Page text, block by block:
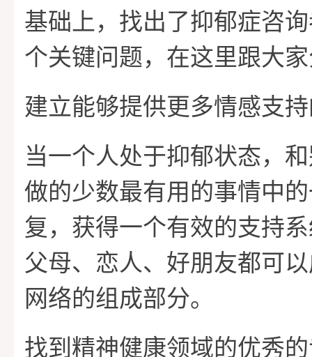
基础上，找出了抑郁症咨
个关键问题，在这里跟大
建立能够提供更多情感支
当一个人处于抑郁状态，
做的少数最有用的事情中
复，获得一个有效的支持
父母、恋人、好朋友都可
网络的组成部分。
找到精神健康领域的优秀